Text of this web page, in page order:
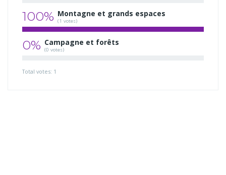
100% Montagne et grands espaces
(1 votes)
0% Campagne et forêts
(0 votes)
Total votes: 1